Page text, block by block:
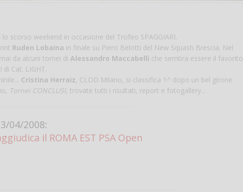
scorso weekend in occasione del Trofeo SPAGGIARI.
Ruden Lobaina in finale su Piero Belotti del New Squash Brescia. Nel
da alcuni tornei di Alessandro Maccabelli che sembra essere il favorito
Cat. LIGHT.
Cristina Herraiz, CLOD Milano, si classifica 1^ dopo un bel girone
Tornei CONCLUSI, trovate tutti i risultati, report e fotogallery...
04/2008:
il ROMA EST PSA Open